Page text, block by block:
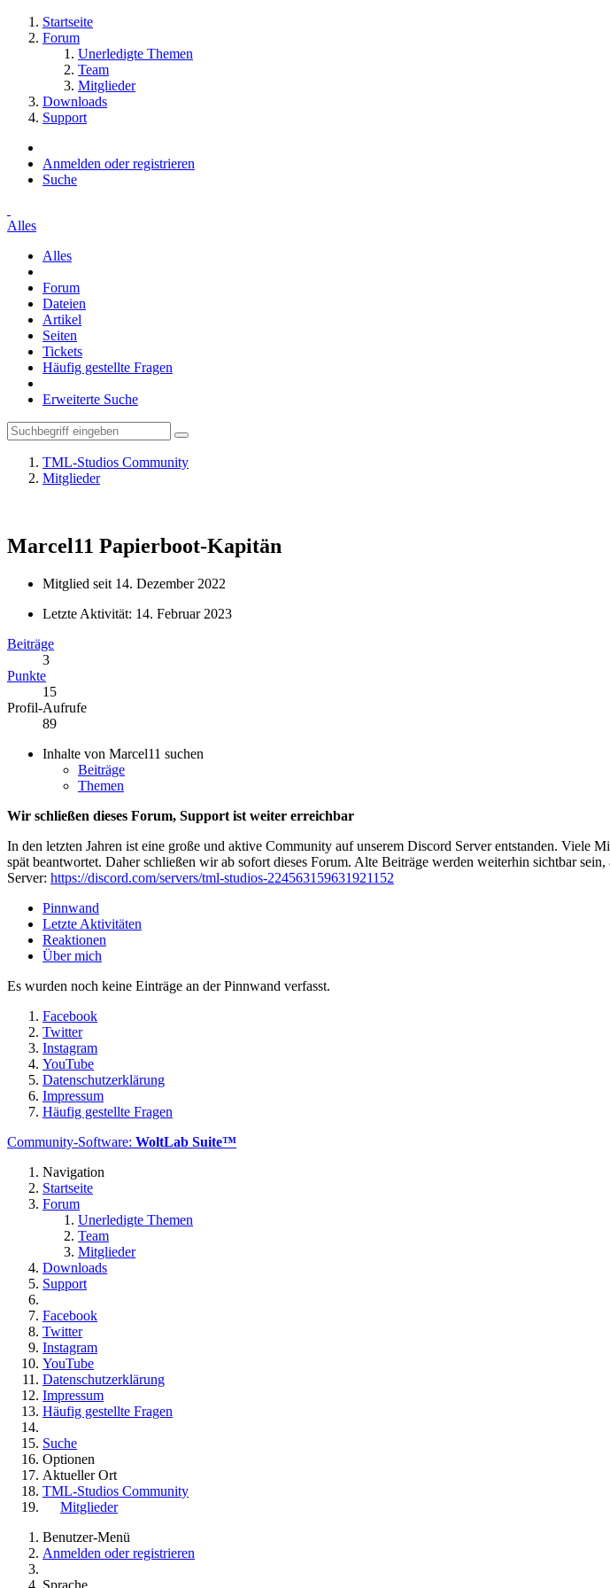
Startseite
Forum
Unerledigte Themen
Team
Mitglieder
Downloads
Support
Anmelden oder registrieren
Suche
Alles
Alles
Forum
Dateien
Artikel
Seiten
Tickets
Häufig gestellte Fragen
Erweiterte Suche
TML-Studios Community
Mitglieder
Marcel11 Papierboot-Kapitän
Mitglied seit 14. Dezember 2022
Letzte Aktivität: 14. Februar 2023
Beiträge
3
Punkte
15
Profil-Aufrufe
89
Inhalte von Marcel11 suchen
Beiträge
Themen
Wir schließen dieses Forum, Support ist weiter erreichbar
In den letzten Jahren ist eine große und aktive Community auf unserem Discord Server entstanden.
spät beantwortet. Daher schließen wir ab sofort dieses Forum. Alte Beiträge werden weiterhin sichtbar
Server: https://discord.com/servers/tml-studios-224563159631921152
Pinnwand
Letzte Aktivitäten
Reaktionen
Über mich
Es wurden noch keine Einträge an der Pinnwand verfasst.
Facebook
Twitter
Instagram
YouTube
Datenschutzerklärung
Impressum
Häufig gestellte Fragen
Community-Software: WoltLab Suite™
Navigation
Startseite
Forum
Unerledigte Themen
Team
Mitglieder
Downloads
Support
Facebook
Twitter
Instagram
YouTube
Datenschutzerklärung
Impressum
Häufig gestellte Fragen
Suche
Optionen
Aktueller Ort
TML-Studios Community
Mitglieder
Benutzer-Menü
Anmelden oder registrieren
Sprache